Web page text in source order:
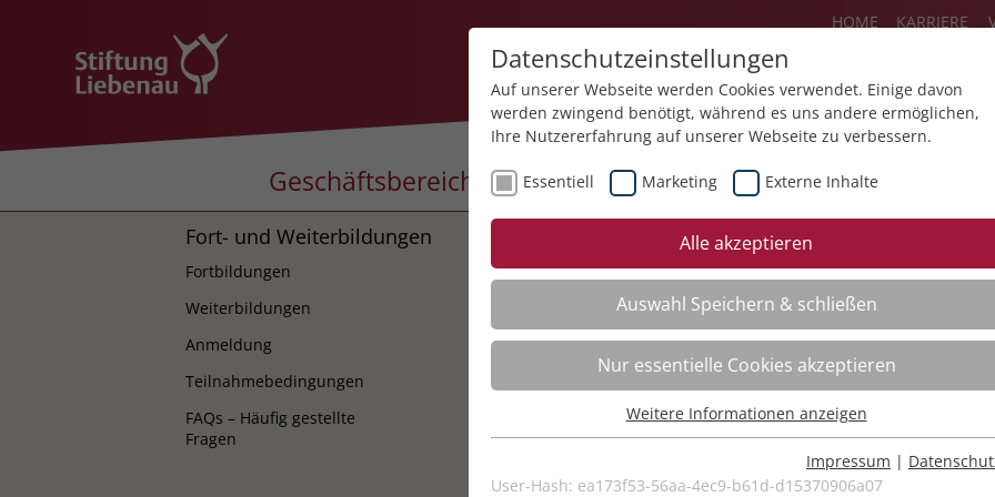
HOME KARRIERE
Geschäftsbereiche Über uns Aktuelles Akademie
Fort- und Weiterbildungen
Fortbildungen
Weiterbildungen
Anmeldung
Teilnahmebedingungen
FAQs – Häufig gestellte
Fragen
Kursempfehlungen
Beratung
Supervision
Coaching
Mediation
Organisationsentwicklung
Bildungsberatung
Moderation
Datenschutzeinstellungen
Auf unserer Webseite werden Cookies verwendet. Einige davon
werden zwingend benötigt, während es uns andere ermöglichen,
Ihre Nutzererfahrung auf unserer Webseite zu verbessern.
Essentiell Marketing Externe Inhalte
Alle akzeptieren
Auswahl Speichern & schließen
Nur essentielle Cookies akzeptieren
Essentielle Cookies werden für grundlegende Funktionen der
Webseite benötigt. Dadurch ist gewährleistet, dass die Webseite
Weitere Informationen anzeigen
Impressum |
User-Hash: ea173f53-56aa-4ec9-b61d-d15370906a07